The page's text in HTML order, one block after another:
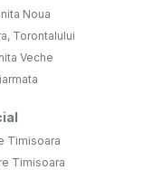
Noua
Torontalului
Veche
Timisoara
Timisoara